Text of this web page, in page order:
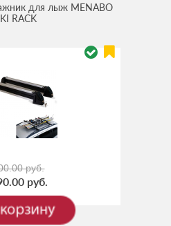
для лыж MENABO
RACK
руб.
руб.